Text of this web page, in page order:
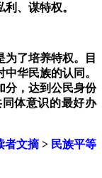
、谋特权。
了培养特权。
目
华民族的认同。
分，达到公民身份
体意识的最好办
者文摘> 民族平等